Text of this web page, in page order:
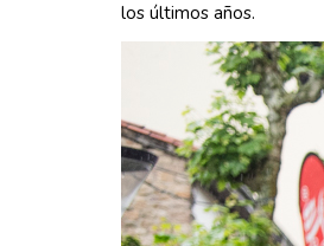
los últimos años.